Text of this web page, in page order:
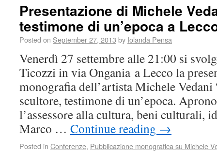
Presentazione di Michele
testimone di un’epoca a
Posted on September 27, 2013 by Iolanda Pensa
Venerdì 27 settembre alle 21:00 si
Ticozzi in via Ongania a Lecco la
monografia dell’artista Michele
scultore, testimone di un’epoca.
l’assessore alla cultura, beni culturali,
Marco … Continue reading →
Posted in Conferenze, Pubblicazione monografica su Michele